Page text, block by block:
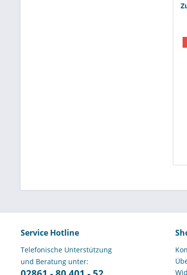
Service Hotline
Telefonische Unterstützung
und Beratung unter: